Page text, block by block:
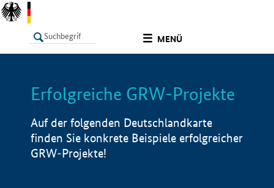
MENÜ
LISTE Info
Erfolgreiche GRW-Projekte
Auf der folgenden Deutschlandkarte
finden Sie konkrete Beispiele erfolgreicher
GRW-Projekte!